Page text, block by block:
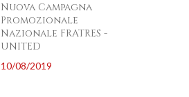
Nuova Campagna
Promozionale
Nazionale FRATRES -
UNITED
10/08/2019